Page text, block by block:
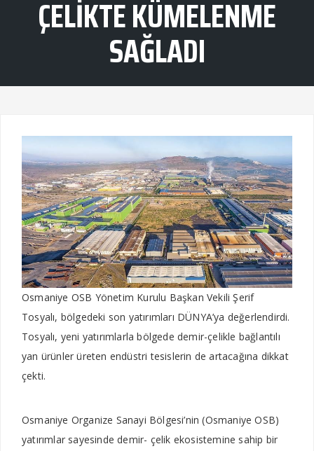
ÇELIKTE KÜMELENME
SAĞLADI
Osmaniye OSB Yönetim Kurulu Başkan Vekili Şerif
Tosyalı, bölgedeki son yatırımları DÜNYA’ya değerlendirdi.
Tosyalı, yeni yatırımlarla bölgede demir-çelikle bağlantılı
yan ürünler üreten endüstri tesislerin de artacağına dikkat
çekti.
Osmaniye Organize Sa­nayi Bölgesi’nin (Os­maniye OSB)
yatırım­lar sayesinde demir- çelik eko­sistemine sahip bir